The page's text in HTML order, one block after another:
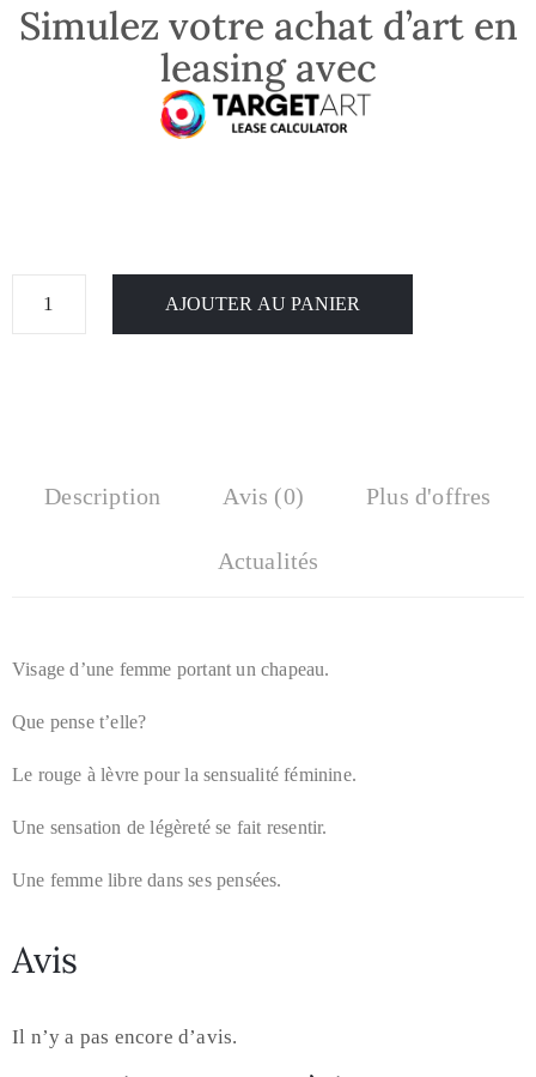
Simulez votre achat d’art en
leasing avec
AJOUTER AU PANIER
Description Avis (0) Plus d'offres
Actualités
Visage d’une femme portant un chapeau.
Que pense t’elle?
Le rouge à lèvre pour la sensualité féminine.
Une sensation de légèreté se fait resentir.
Une femme libre dans ses pensées.
Avis
Il n’y a pas encore d’avis.